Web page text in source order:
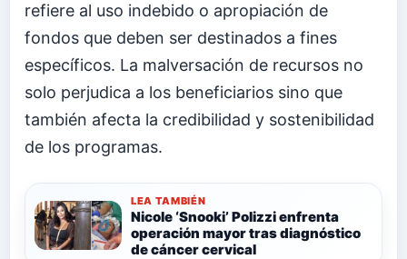
refiere al uso indebido o apropiación de
fondos que deben ser destinados a fines
específicos. La malversación de recursos no
solo perjudica a los beneficiarios sino que
también afecta la credibilidad y sostenibilidad
de los programas.
LEA TAMBIÉN
Nicole ‘Snooki’ Polizzi enfrenta
operación mayor tras diagnóstico
de cáncer cervical